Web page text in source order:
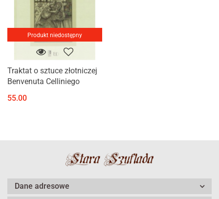
Produkt niedostępny
Traktat o sztuce złotniczej
Benvenuta Celliniego
55.00
Dane adresowe